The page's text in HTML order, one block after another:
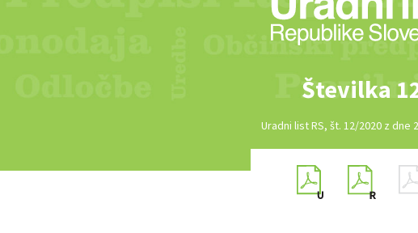
Številka
Uradni list RS, št. 12/2020 z dne